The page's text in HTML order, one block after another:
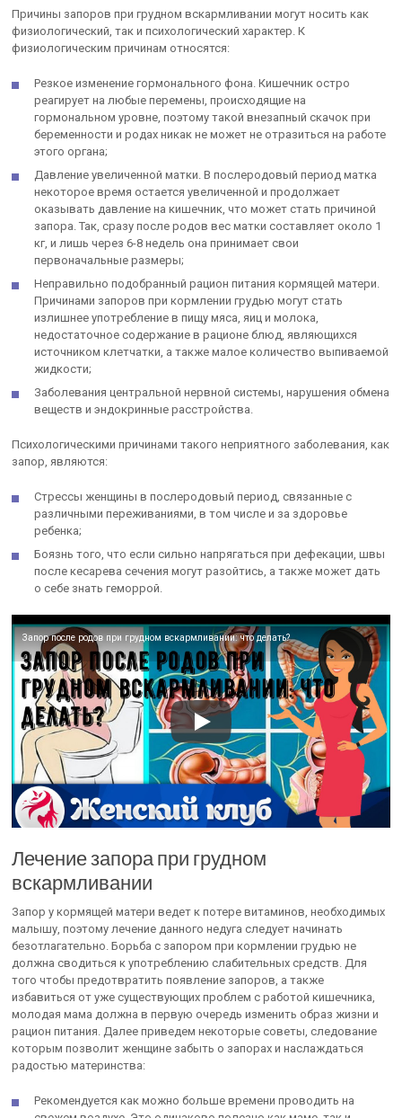
Причины запоров при грудном вскармливании могут носить как
физиологический, так и психологический характер. К
физиологическим причинам относятся:
Резкое изменение гормонального фона. Кишечник остро
реагирует на любые перемены, происходящие на
гормональном уровне, поэтому такой внезапный скачок при
беременности и родах никак не может не отразиться на работе
этого органа;
Давление увеличенной матки. В послеродовый период матка
некоторое время остается увеличенной и продолжает
оказывать давление на кишечник, что может стать причиной
запора. Так, сразу после родов вес матки составляет около 1
кг, и лишь через 6-8 недель она принимает свои
первоначальные размеры;
Неправильно подобранный рацион питания кормящей матери.
Причинами запоров при кормлении грудью могут стать
излишнее употребление в пищу мяса, яиц и молока,
недостаточное содержание в рационе блюд, являющихся
источником клетчатки, а также малое количество выпиваемой
жидкости;
Заболевания центральной нервной системы, нарушения обмена
веществ и эндокринные расстройства.
Психологическими причинами такого неприятного заболевания, как
запор, являются:
Стрессы женщины в послеродовый период, связанные с
различными переживаниями, в том числе и за здоровье
ребенка;
Боязнь того, что если сильно напрягаться при дефекации, швы
после кесарева сечения могут разойтись, а также может дать
о себе знать геморрой.
Запор после родов при грудном вскармливании: что делать?
Лечение запора при грудном
вскармливании
Запор у кормящей матери ведет к потере витаминов, необходимых
малышу, поэтому лечение данного недуга следует начинать
безотлагательно. Борьба с запором при кормлении грудью не
должна сводиться к употреблению слабительных средств. Для
того чтобы предотвратить появление запоров, а также
избавиться от уже существующих проблем с работой кишечника,
молодая мама должна в первую очередь изменить образ жизни и
рацион питания. Далее приведем некоторые советы, следование
которым позволит женщине забыть о запорах и наслаждаться
радостью материнства:
Рекомендуется как можно больше времени проводить на